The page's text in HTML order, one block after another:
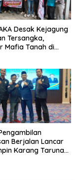
Desak Kejagung
Tersangka,
Mafia Tanah di
Berjalan Lancar
Karang Taruna